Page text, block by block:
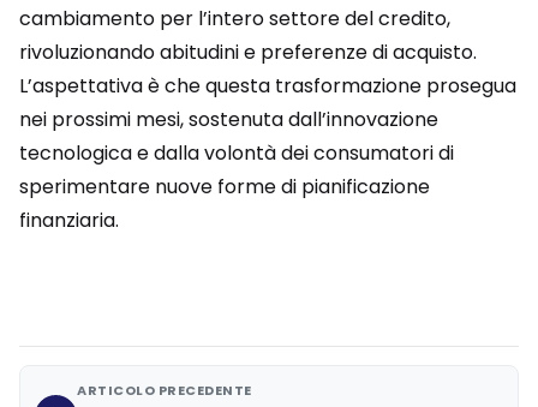
cambiamento per l’intero settore del credito,
rivoluzionando abitudini e preferenze di acquisto.
L’aspettativa è che questa trasformazione prosegua
nei prossimi mesi, sostenuta dall’innovazione
tecnologica e dalla volontà dei consumatori di
sperimentare nuove forme di pianificazione
finanziaria.
ARTICOLO PRECEDENTE